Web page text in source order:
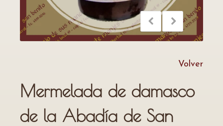
Volver
Mermelada de damasco
de la Abadía de San